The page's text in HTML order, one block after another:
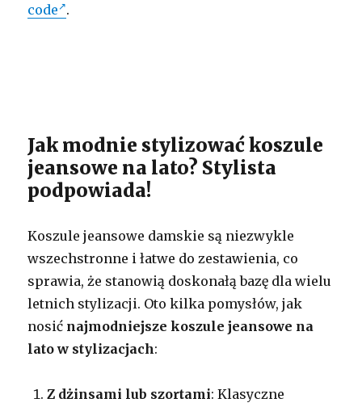
code .
Jak modnie stylizować koszule
jeansowe na lato? Stylista
podpowiada!
Koszule jeansowe damskie są niezwykle
wszechstronne i łatwe do zestawienia, co
sprawia, że stanowią doskonałą bazę dla wielu
letnich stylizacji. Oto kilka pomysłów, jak
nosić najmodniejsze koszule jeansowe na
lato w stylizacjach:
Z dżinsami lub szortami: Klasyczne